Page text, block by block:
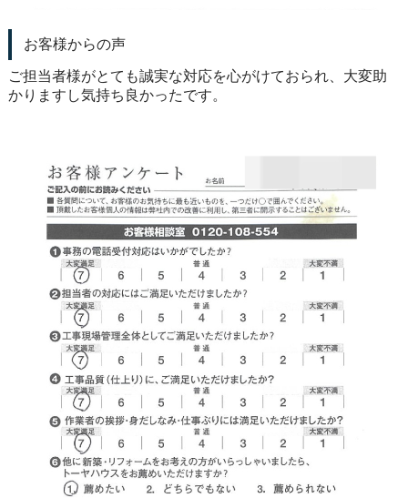
お客様からの声
ご担当者様がとても誠実な対応を心がけておられ、大変助
かりますし気持ち良かったです。